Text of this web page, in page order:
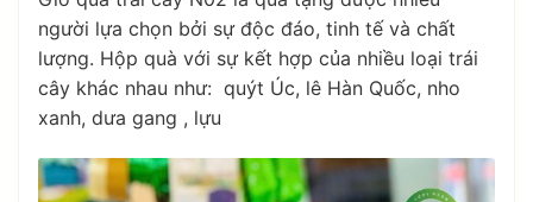
người lựa chọn bởi sự độc đáo, tinh tế và chất
lượng. Hộp quà với sự kết hợp của nhiều loại trái
cây khác nhau như: quýt Úc, lê Hàn Quốc, nho
xanh, dưa gang , lựu